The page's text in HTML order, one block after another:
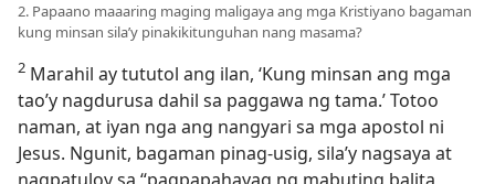
2. Papaano maaaring maging maligaya ang mga Kristiyano bagaman
kung minsan sila’y pinakikitunguhan nang masama?
2 Marahil ay tututol ang ilan, ‘Kung minsan ang mga
tao’y nagdurusa dahil sa paggawa ng tama.’ Totoo
naman, at iyan nga ang nangyari sa mga apostol ni
Jesus. Ngunit, bagaman pinag-usig, sila’y nagsaya at